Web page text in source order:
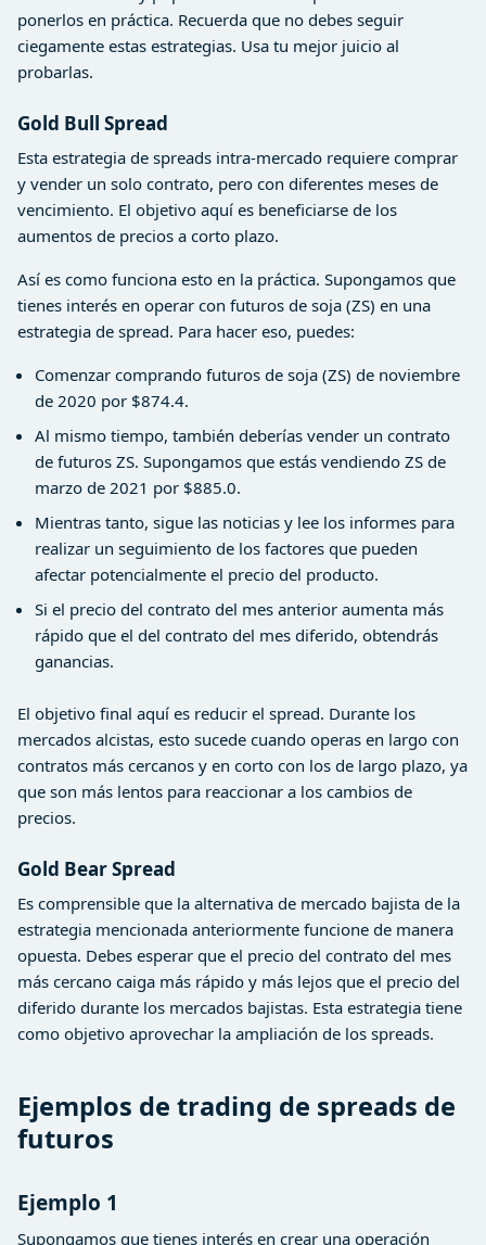
ponerlos en práctica. Recuerda que no debes seguir
ciegamente estas estrategias. Usa tu mejor juicio al
probarlas.
Gold Bull Spread
Esta estrategia de spreads intra-mercado requiere comprar
y vender un solo contrato, pero con diferentes meses de
vencimiento. El objetivo aquí es beneficiarse de los
aumentos de precios a corto plazo.
Así es como funciona esto en la práctica. Supongamos que
tienes interés en operar con futuros de soja (ZS) en una
estrategia de spread. Para hacer eso, puedes:
Comenzar comprando futuros de soja (ZS) de noviembre
de 2020 por $874.4.
Al mismo tiempo, también deberías vender un contrato
de futuros ZS. Supongamos que estás vendiendo ZS de
marzo de 2021 por $885.0.
Mientras tanto, sigue las noticias y lee los informes para
realizar un seguimiento de los factores que pueden
afectar potencialmente el precio del producto.
Si el precio del contrato del mes anterior aumenta más
rápido que el del contrato del mes diferido, obtendrás
ganancias.
El objetivo final aquí es reducir el spread. Durante los
mercados alcistas, esto sucede cuando operas en largo con
contratos más cercanos y en corto con los de largo plazo, ya
que son más lentos para reaccionar a los cambios de
precios.
Gold Bear Spread
Es comprensible que la alternativa de mercado bajista de la
estrategia mencionada anteriormente funcione de manera
opuesta. Debes esperar que el precio del contrato del mes
más cercano caiga más rápido y más lejos que el precio del
diferido durante los mercados bajistas. Esta estrategia tiene
como objetivo aprovechar la ampliación de los spreads.
Ejemplos de trading de spreads de
futuros
Ejemplo 1
Supongamos que tienes interés en crear una operación